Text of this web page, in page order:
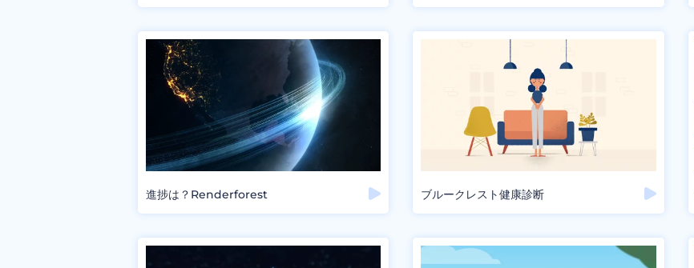
進捗は？Renderforest ブルークレスト健康診断